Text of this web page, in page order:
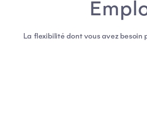
La flexibilité dont vous avez